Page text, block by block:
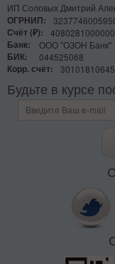
ИП Соловых Дмитрий
ОГРНИП:
Счёт (₽):
Банк:
ООО "ОЗОН Банк"
БИК:
044525068
Корр. счёт:
Будьте в курсе